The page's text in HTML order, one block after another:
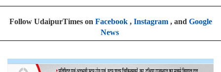
Follow UdaipurTimes on Facebook, Instagram, and Google
News